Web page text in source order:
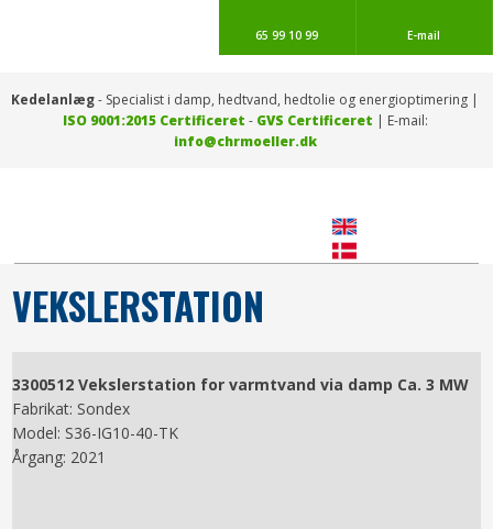
Kedelanlæg- Specialist i damp, hedtvand, hedtolie og energioptimering |
ISO 9001:2015 Certificeret - ​GVS Certificeret | E-mail: ​
info@chrmoeller.dk​ ​
65 99 10 99 E-mail
VEKSLERSTATION
3300512 Vekslerstation for varmtvand via damp Ca. 3 MW
Fabrikat: Sondex
Model: S36-IG10-40-TK
Årgang: 2021